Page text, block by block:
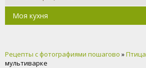
Моя кухня
Рецепты с фотографиями пошагово »Птица
мультиварке